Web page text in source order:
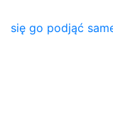
się go podjąć